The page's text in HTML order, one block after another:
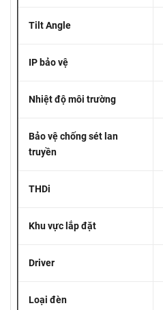
Tilt Angle
IP bảo vệ
Nhiệt độ môi trường
Bảo vệ chống sét lan
truyền
THDi
Khu vực lắp đặt
Driver
Loại đèn